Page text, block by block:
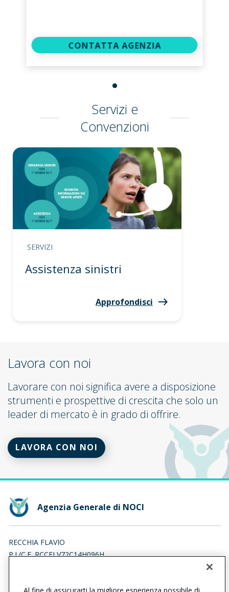
CONTATTA AGENZIA
Servizi e
Convenzioni
SERVIZI
Assistenza sinistri
Approfondisci
Lavora con noi
Lavorare con noi significa avere a disposizione
strumenti e prospettive di crescita che solo un
leader di mercato è in grado di offrire.
LAVORA CON NOI
Agenzia Generale di NOCI
RECCHIA FLAVIO
P.I./C.F. RCCFLV72C14H096H